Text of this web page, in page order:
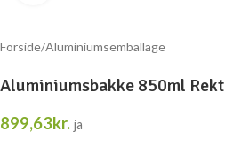
Forside/Aluminiumsemballage
Aluminiumsbakke 850ml
899,63kr. ja